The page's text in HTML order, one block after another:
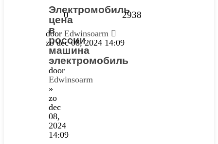
Электромобиль
цена
в
россии
машина
электромобиль
door
Edwinsoarm
»
zo
dec
08,
2024
14:09
0 2938
door Edwinsoarm
zo dec 08, 2024 14:09